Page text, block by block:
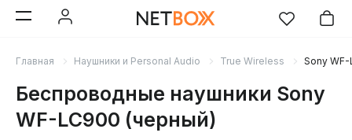
Главная Наушники и Personal Audio True Wireless Sony
Беспроводные наушники Sony
WF-LC900 (черный)